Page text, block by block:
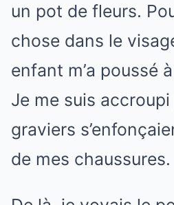
un pot de fleurs.
chose dans le
enfant m’a poussé
Je me suis accroupi
graviers
de mes chaussures.